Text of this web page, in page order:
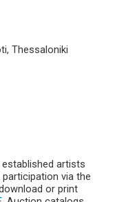
Thessaloniki
artists
via the
or print